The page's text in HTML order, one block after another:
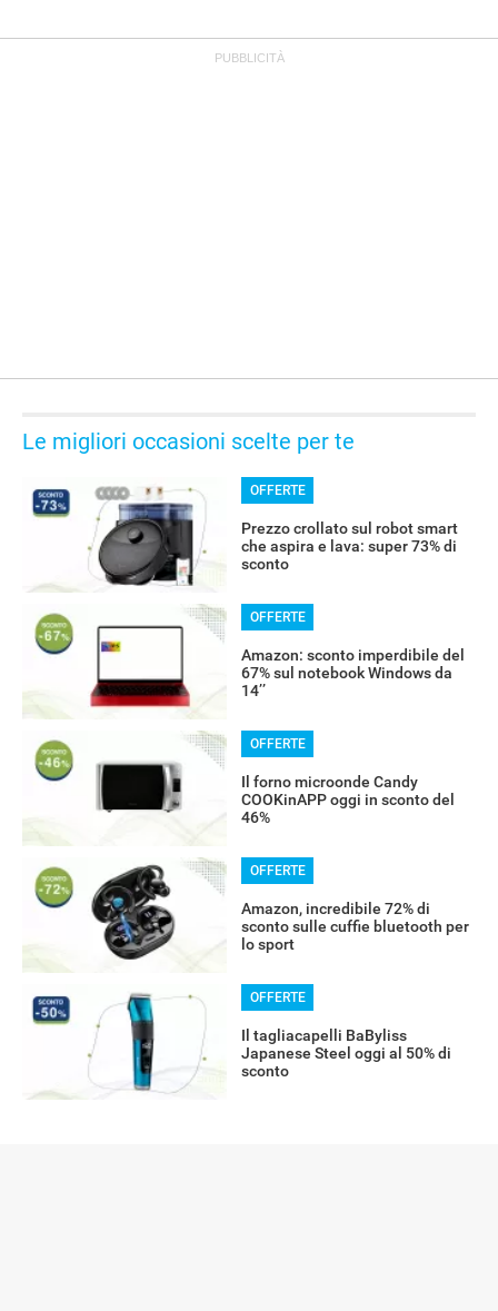
RECENSIONI
Le migliori occasioni scelte per te
OFFERTE
Prezzo crollato sul robot smart
che aspira e lava: super 73% di
sconto
OFFERTE
Amazon: sconto imperdibile del
67% sul notebook Windows da
14’’
OFFERTE
Il forno microonde Candy
COOKinAPP oggi in sconto del
46%
OFFERTE
Amazon, incredibile 72% di
sconto sulle cuffie bluetooth per
lo sport
OFFERTE
Il tagliacapelli BaByliss
Japanese Steel oggi al 50% di
sconto